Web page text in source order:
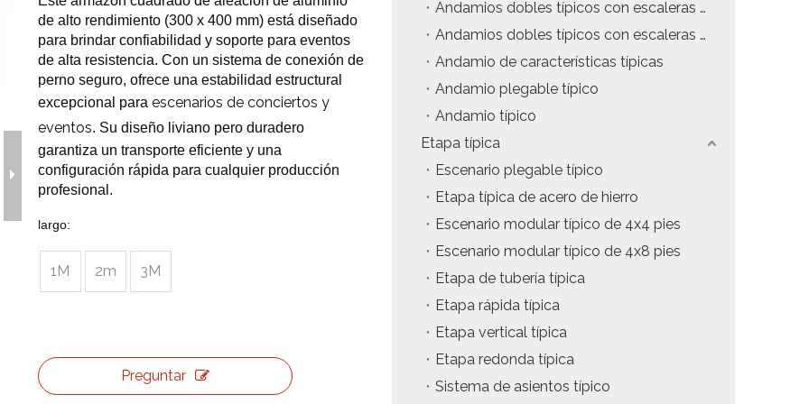
y accesorios de escenarioCaja de embalaje para eventos
Joyería para eventos de boda
Precio del estuche de vuelo
Precio de la maquinaria de escenario
Precio de la carpa para eventos
Precio del andamio de aluminio
producto tipico
de alto rendimiento (300 x 400 mm) está diseñado
para brindar confiabilidad y soporte para eventos
de alta resistencia. Con un sistema de conexión de
perno seguro, ofrece una estabilidad estructural
excepcional para escenarios de conciertos y
eventos. Su diseño liviano pero duradero
garantiza un transporte eficiente y una
configuración rápida para cualquier producción
profesional.
largo:
1M 2m 3M
Preguntar
Andamios dobles típicos con escaleras colgantes
Andamios dobles típicos con escaleras de inclinación
Andamio de características típicas
Andamio plegable típico
Andamio típico
Etapa típica
Escenario plegable típico
Etapa típica de acero de hierro
Escenario modular típico de 4x4 pies
Escenario modular típico de 4x8 pies
Etapa de tubería típica
Etapa rápida típica
Etapa vertical típica
Etapa redonda típica
Sistema de asientos típico